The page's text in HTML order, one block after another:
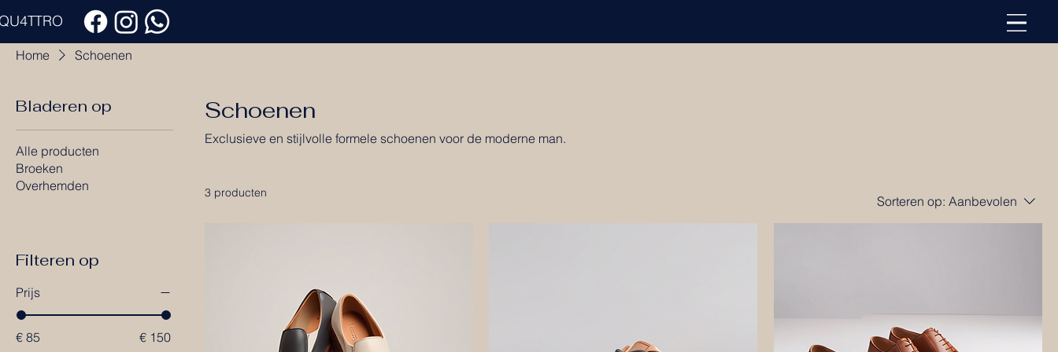
Home Schoenen
Bladeren op
Alle producten
Broeken
Overhemden
Filteren op
Prijs
€ 85 € 150
Schoenen
Exclusieve en stijlvolle formele schoenen voor de moderne man.
3 producten
Sorteren op: Aanbevolen